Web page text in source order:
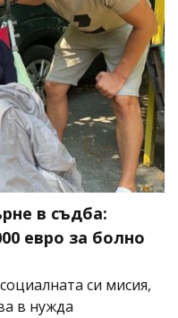
в съдба:
евро за болно
си мисия,
в нужда